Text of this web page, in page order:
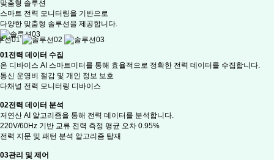
맞춤형 솔루션
스마트 전력 모니터링을 기반으로
다양한 맞춤형 솔루션을 제공합니다.
01전력 데이터 수집
온 디바이스 AI 스마트미터를 통해 효율적으로 정확한 전력 데이터를 수집합니다.
통신 운영비 절감 및 개인 정보 보호
다채널 전력 모니터링 디바이스
02전력 데이터 분석
저연산 AI 알고리즘을 통해 전력 데이터를 분석합니다.
220V/60Hz 기반 교류 전력 측정 평균 오차 0.95%
전력 지문 및 패턴 분석 알고리즘 탑재
03관리 및 제어